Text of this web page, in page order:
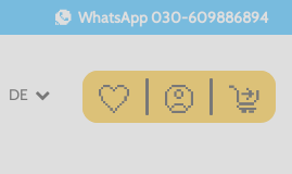
WhatsApp 030-609886894
DE